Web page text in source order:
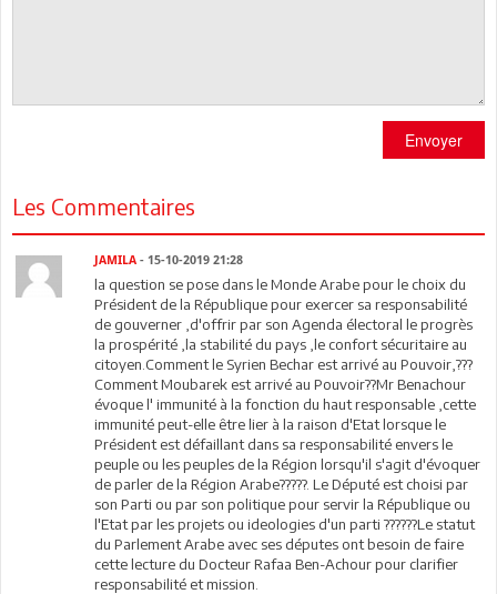
Envoyer
Les Commentaires
JAMILA - 15-10-2019 21:28
la question se pose dans le Monde Arabe pour le choix du
Président de la République pour exercer sa responsabilité
de gouverner ,d'offrir par son Agenda électoral le progrès
la prospérité ,la stabilité du pays ,le confort sécuritaire au
citoyen.Comment le Syrien Bechar est arrivé au Pouvoir,???
Comment Moubarek est arrivé au Pouvoir??Mr Benachour
évoque l' immunité à la fonction du haut responsable ,cette
immunité peut-elle être lier à la raison d'Etat lorsque le
Président est défaillant dans sa responsabilité envers le
peuple ou les peuples de la Région lorsqu'il s'agit d'évoquer
de parler de la Région Arabe?????. Le Député est choisi par
son Parti ou par son politique pour servir la République ou
l'Etat par les projets ou ideologies d'un parti ??????Le statut
du Parlement Arabe avec ses députes ont besoin de faire
cette lecture du Docteur Rafaa Ben-Achour pour clarifier
responsabilité et mission.